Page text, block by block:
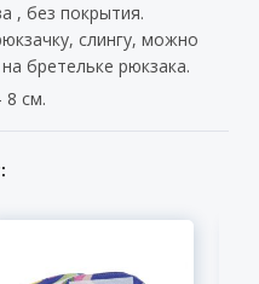
, без покрытия.
слингу, можно
бретельке рюкзака.
8 см.